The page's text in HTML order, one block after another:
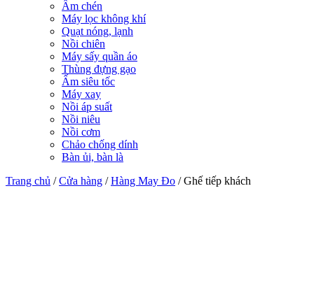
Ấm chén
Máy lọc không khí
Quạt nóng, lạnh
Nồi chiên
Máy sấy quần áo
Thùng đựng gạo
Ấm siêu tốc
Máy xay
Nồi áp suất
Nồi niêu
Nồi cơm
Chảo chống dính
Bàn ủi, bàn là
Trang chủ /Cửa hàng /Hàng May Đo / Ghế tiếp khách